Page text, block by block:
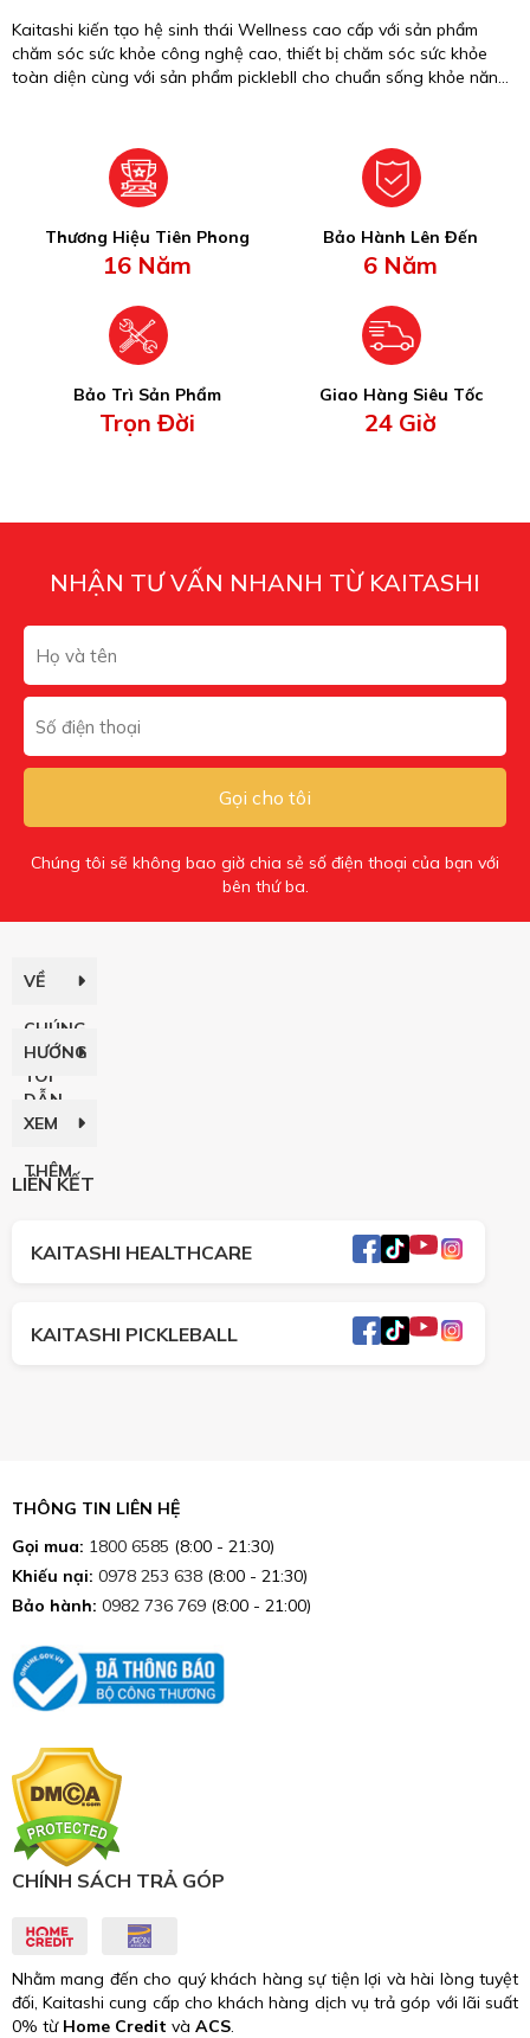
Kaitashi kiến tạo hệ sinh thái Wellness cao cấp với sản phẩm
chăm sóc sức khỏe công nghệ cao, thiết bị chăm sóc sức khỏe
toàn diện cùng với sản phẩm picklebll cho chuẩn sống khỏe năng
Thương Hiệu Tiên Phong
16 Năm
Bảo Hành Lên Đến
6 Năm
Bảo Trì Sản Phẩm
Trọn Đời
Giao Hàng Siêu Tốc
24 Giờ
NHẬN TƯ VẤN NHANH TỪ KAITASHI
Gọi cho tôi
Chúng tôi sẽ không bao giờ chia sẻ số điện thoại của bạn với
bên thứ ba.
VỀ
CHÚNG
TÔI
HƯỚNG
DẪN
XEM
THÊM
LIÊN KẾT
KAITASHI HEALTHCARE
KAITASHI PICKLEBALL
THÔNG TIN LIÊN HỆ
Gọi mua: 1800 6585 (8:00 - 21:30)
Khiếu nại: 0978 253 638 (8:00 - 21:30)
Bảo hành: 0982 736 769 (8:00 - 21:00)
CHÍNH SÁCH TRẢ GÓP
Nhằm mang đến cho quý khách hàng sự tiện lợi và hài lòng tuyệt
đối, Kaitashi cung cấp cho khách hàng dịch vụ trả góp với lãi suất
0% từ Home Credit và ACS.